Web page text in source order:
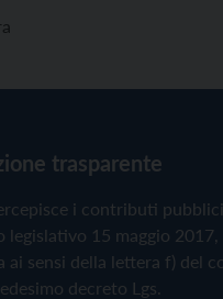
trasparente
i contributi
legislativo 15 maggio 2017,
ai sensi della lettera f) del
decreto Lgs.